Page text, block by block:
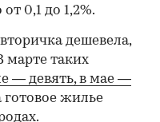
0,1 до 1,2%.
дешевела,
марте таких
— девять,в мае —
жилье